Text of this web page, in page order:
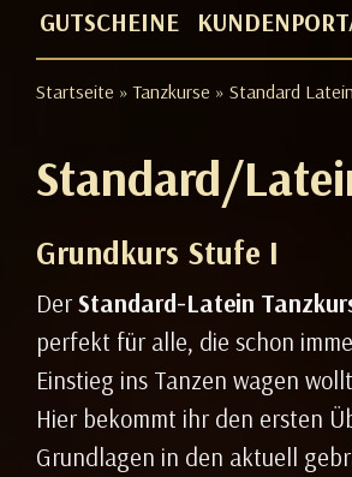
GUTSCHEINE
Startseite »Tanzkurse » Standard Latein
Standard/
Grundkurs Stufe I
Der Standard-Latein
perfekt für alle, die schon
Einstieg ins Tanzen wagen
Hier bekommt ihr den ersten
Grundlagen in den aktuell